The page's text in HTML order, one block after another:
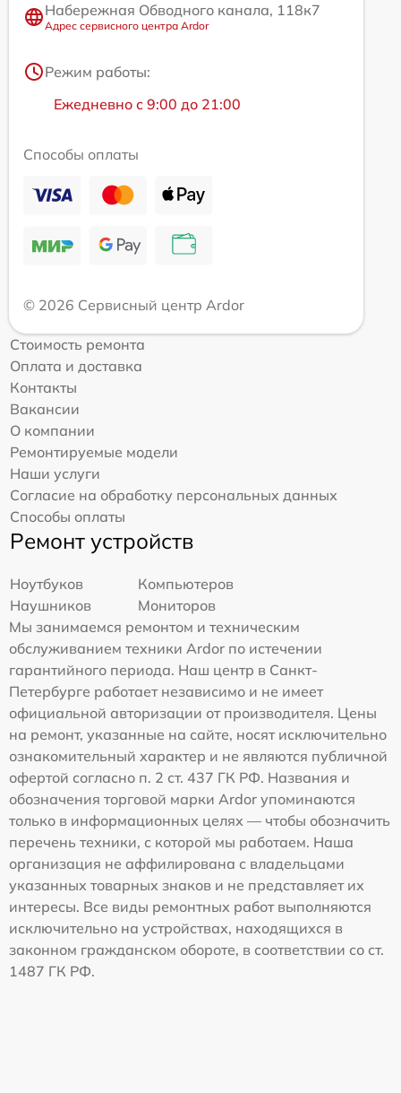
Набережная Обводного канала, 118к7
Адрес сервисного центра Ardor
Режим работы:
Ежедневно с 9:00 до 21:00
Способы оплаты
© 2026 Сервисный центр Ardor
Стоимость ремонта
Оплата и доставка
Контакты
Вакансии
О компании
Ремонтируемые модели
Наши услуги
Согласие на обработку персональных данных
Способы оплаты
Ремонт устройств
Ноутбуков
Компьютеров
Наушников
Мониторов
Мы занимаемся ремонтом и техническим
обслуживанием техники Ardor по истечении
гарантийного периода. Наш центр в Санкт-
Петербурге работает независимо и не имеет
официальной авторизации от производителя. Цены
на ремонт, указанные на сайте, носят исключительно
ознакомительный характер и не являются публичной
офертой согласно п. 2 ст. 437 ГК РФ. Названия и
обозначения торговой марки Ardor упоминаются
только в информационных целях — чтобы обозначить
перечень техники, с которой мы работаем. Наша
организация не аффилирована с владельцами
указанных товарных знаков и не представляет их
интересы. Все виды ремонтных работ выполняются
исключительно на устройствах, находящихся в
законном гражданском обороте, в соответствии со ст.
1487 ГК РФ.